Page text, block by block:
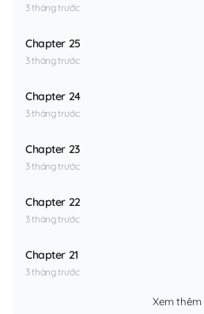
3 tháng trước
Chapter 25
3 tháng trước
Chapter 24
3 tháng trước
Chapter 23
3 tháng trước
Chapter 22
3 tháng trước
Chapter 21
3 tháng trước
Xem thêm